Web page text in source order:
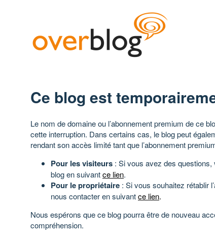
Ce blog est
Le nom de domaine ou l’abonnement premium de ce
cette interruption. Dans certains cas, le blog peut
rendant son accès limité tant que l’abonnement
Pour les visiteurs : Si vous avez des
blog en suivantce lien.
Pour le propriétaire : Si vous souhaitez rétablir
nous contacter en suivantce lien.
Nous espérons que ce blog pourra être de nouveau
compréhension.